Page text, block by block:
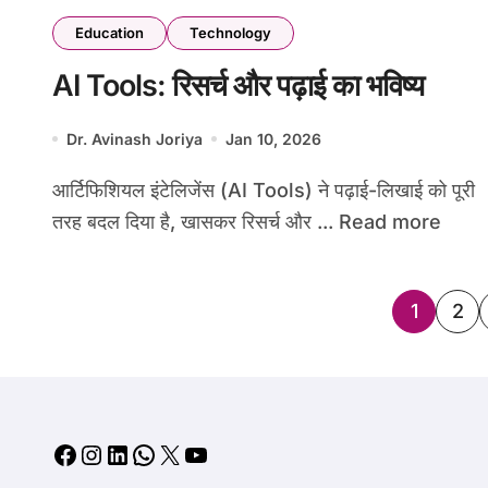
Education Technology
AI Tools: रिसर्च और पढ़ाई का भविष्य
Dr. Avinash Joriya Jan 10, 2026
आर्टिफिशियल इंटेलिजेंस (AI Tools) ने पढ़ाई-लिखाई को पूरी
तरह बदल दिया है, खासकर रिसर्च और ... Read more
Posts
1 2
Facebook
Instagram
LinkedIn
WhatsApp
X YouTube